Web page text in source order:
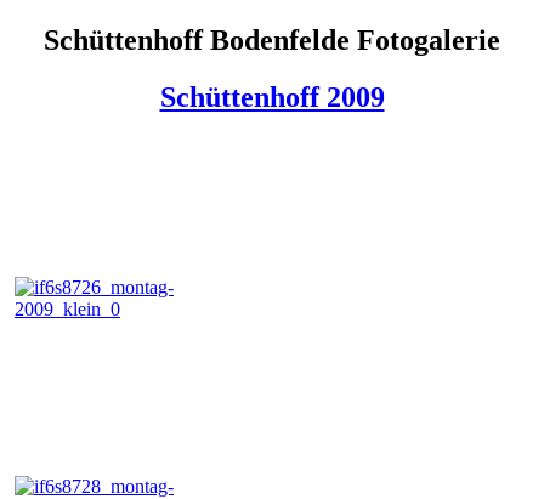
Schüttenhoff Bodenfelde Fotogalerie
Schüttenhoff 2009